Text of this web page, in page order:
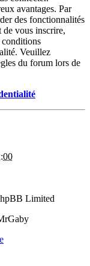
avantages. Par
des fonctionnalités
de vous inscrire,
conditions
Veuillez
du forum lors de
Limited